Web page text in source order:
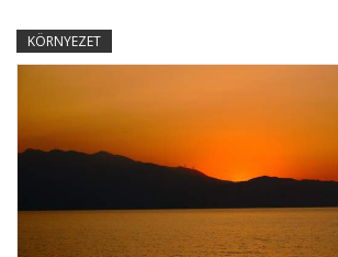
KÖRNYEZET